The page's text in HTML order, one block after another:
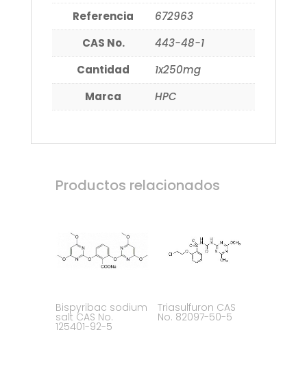
Referencia
672963
CAS No.
443-48-1
Cantidad
1x250mg
Marca
HPC
Productos relacionados
Bispyribac sodium
salt CAS No.
125401-92-5
Triasulfuron CAS
No. 82097-50-5